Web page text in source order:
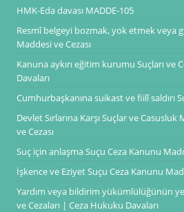
HMK-Eda davası MADDE-105
Resmî belgeyi bozmak, yok etmek veya
Maddesi ve Cezası
Kanuna aykırı eğitim kurumu Suçları ve
Davaları
Cumhurbaşkanına suikast ve fiilî saldırı
Devlet Sırlarına Karşı Suçlar ve Casusluk
ve Cezası
Suç için anlaşma Suçu Ceza Kanunu
İşkence ve Eziyet Suçu Ceza Kanunu
Yardım veya bildirim yükümlülüğünün
ve Cezaları | Ceza Hukuku Davaları